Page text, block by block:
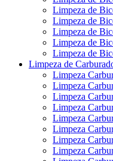
Limpeza de
Limpeza de
Limpeza de
Limpeza de
Limpeza de
Limpeza de
Limpeza
Limpeza
Limpeza
Limpeza
Limpeza
Limpeza
Limpeza
Limpeza